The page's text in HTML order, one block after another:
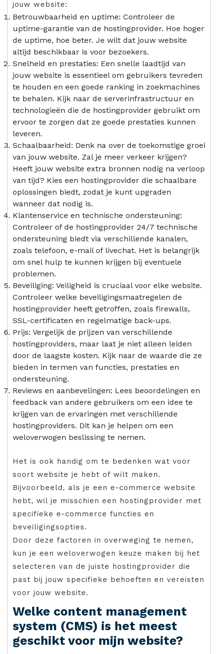
jouw website:
Betrouwbaarheid en uptime: Controleer de
uptime-garantie van de hostingprovider. Hoe hoger
de uptime, hoe beter. Je wilt dat jouw website
altijd beschikbaar is voor bezoekers.
Snelheid en prestaties: Een snelle laadtijd van
jouw website is essentieel om gebruikers tevreden
te houden en een goede ranking in zoekmachines
te behalen. Kijk naar de serverinfrastructuur en
technologieën die de hostingprovider gebruikt om
ervoor te zorgen dat ze goede prestaties kunnen
leveren.
Schaalbaarheid: Denk na over de toekomstige groei
van jouw website. Zal je meer verkeer krijgen?
Heeft jouw website extra bronnen nodig na verloop
van tijd? Kies een hostingprovider die schaalbare
oplossingen biedt, zodat je kunt upgraden
wanneer dat nodig is.
Klantenservice en technische ondersteuning:
Controleer of de hostingprovider 24/7 technische
ondersteuning biedt via verschillende kanalen,
zoals telefoon, e-mail of livechat. Het is belangrijk
om snel hulp te kunnen krijgen bij eventuele
problemen.
Beveiliging: Veiligheid is cruciaal voor elke website.
Controleer welke beveiligingsmaatregelen de
hostingprovider heeft getroffen, zoals firewalls,
SSL-certificaten en regelmatige back-ups.
Prijs: Vergelijk de prijzen van verschillende
hostingproviders, maar laat je niet alleen leiden
door de laagste kosten. Kijk naar de waarde die ze
bieden in termen van functies, prestaties en
ondersteuning.
Reviews en aanbevelingen: Lees beoordelingen en
feedback van andere gebruikers om een idee te
krijgen van de ervaringen met verschillende
hostingproviders. Dit kan je helpen om een
weloverwogen beslissing te nemen.
Het is ook handig om te bedenken wat voor
soort website je hebt of wilt maken.
Bijvoorbeeld, als je een e-commerce website
hebt, wil je misschien een hostingprovider met
specifieke e-commerce functies en
beveiligingsopties.
Door deze factoren in overweging te nemen,
kun je een weloverwogen keuze maken bij het
selecteren van de juiste hostingprovider die
past bij jouw specifieke behoeften en vereisten
voor jouw website.
Welke content management
system (CMS) is het meest
geschikt voor mijn website?